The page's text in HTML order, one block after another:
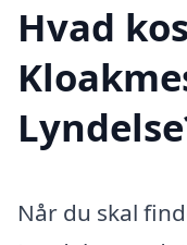
Hvad
Når du skal